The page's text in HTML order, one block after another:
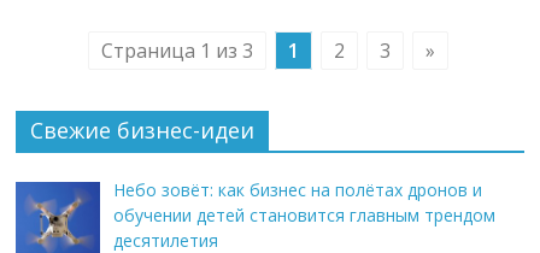
Страница 1 из 3 1 2 3 »
Свежие бизнес-идеи
Небо зовёт: как бизнес на полётах дронов и
обучении детей становится главным трендом
десятилетия